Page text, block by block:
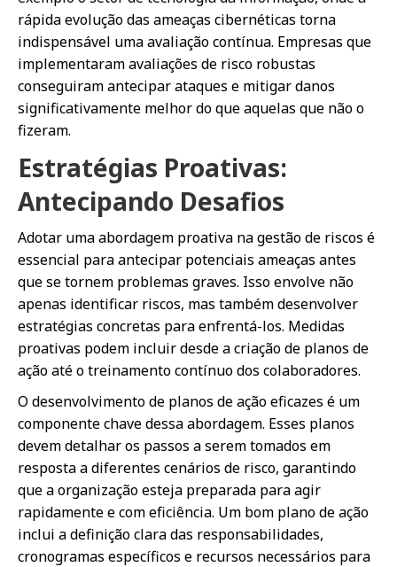
rápida evolução das ameaças cibernéticas torna
indispensável uma avaliação contínua. Empresas que
implementaram avaliações de risco robustas
conseguiram antecipar ataques e mitigar danos
significativamente melhor do que aquelas que não o
fizeram.
Estratégias Proativas:
Antecipando Desafios
Adotar uma abordagem proativa na gestão de riscos é
essencial para antecipar potenciais ameaças antes
que se tornem problemas graves. Isso envolve não
apenas identificar riscos, mas também desenvolver
estratégias concretas para enfrentá-los. Medidas
proativas podem incluir desde a criação de planos de
ação até o treinamento contínuo dos colaboradores.
O desenvolvimento de planos de ação eficazes é um
componente chave dessa abordagem. Esses planos
devem detalhar os passos a serem tomados em
resposta a diferentes cenários de risco, garantindo
que a organização esteja preparada para agir
rapidamente e com eficiência. Um bom plano de ação
inclui a definição clara das responsabilidades,
cronogramas específicos e recursos necessários para